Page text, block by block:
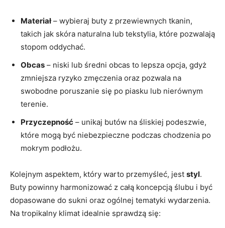
Materiał– wybieraj buty z przewiewnych tkanin,
takich jak skóra naturalna lub tekstylia, które pozwalają
stopom oddychać.
Obcas – niski lub średni obcas to lepsza opcja, gdyż
zmniejsza ryzyko zmęczenia oraz pozwala na
swobodne poruszanie się po piasku lub nierównym
terenie.
Przyczepność – unikaj butów na śliskiej podeszwie,
które mogą być niebezpieczne podczas chodzenia po
mokrym podłożu.
Kolejnym aspektem, który warto przemyśleć, jest styl.
Buty powinny harmonizować z całą koncepcją ślubu i być
dopasowane do sukni oraz ogólnej tematyki wydarzenia.
Na tropikalny klimat idealnie sprawdzą się: